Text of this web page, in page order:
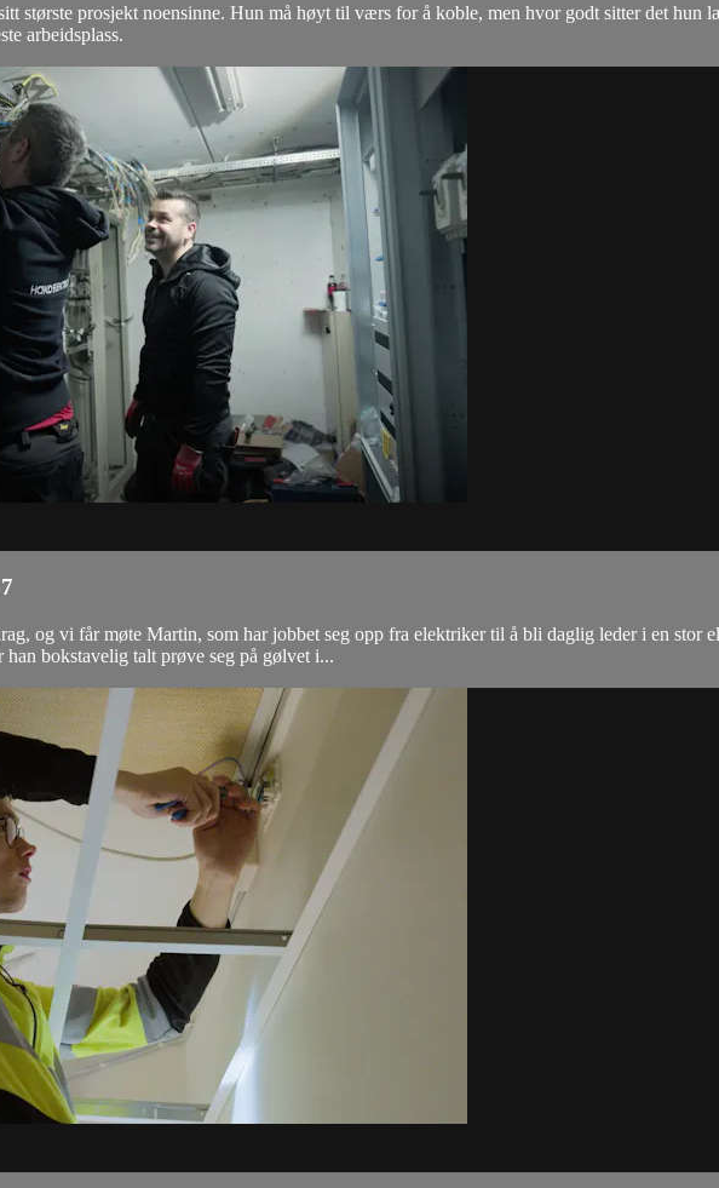
største prosjekt noensinne. Hun må høyt til værs for å koble, men hvor godt sitter det
arbeidsplass.
og vi får møte Martin, som har jobbet seg opp fra elektriker til å bli daglig leder i en
bokstavelig talt prøve seg på gølvet i...